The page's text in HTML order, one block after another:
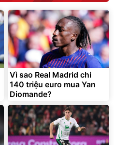
Vì sao Real Madrid chi
140 triệu euro mua Yan
Diomande?